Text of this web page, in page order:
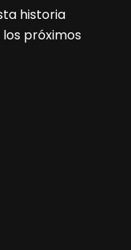
historia
próximos